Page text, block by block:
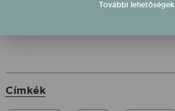
Címkék
További lehetőségek